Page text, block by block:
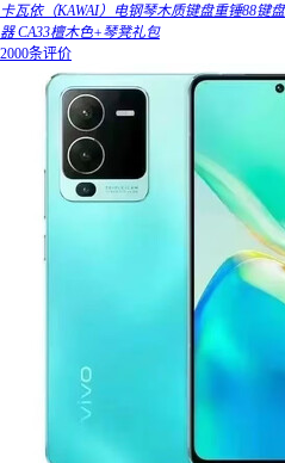
卡瓦依（KAWAI）电钢琴木质键盘重锤88键
器 CA33檀木色+琴凳礼包
2000条评价